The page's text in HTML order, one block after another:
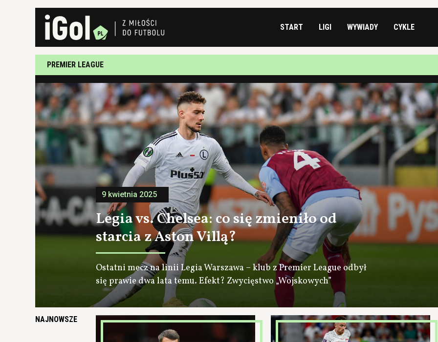
START LIGI WYWIADY CYKLE
PREMIER LEAGUE
9 kwietnia 2025
Legia vs. Chelsea: co się zmieniło od
starcia z Aston Villą?
Ostatni mecz na linii Legia Warszawa – klub z Premier League odbył
się prawie dwa lata temu. Efekt? Zwycięstwo „Wojskowych”
NAJNOWSZE